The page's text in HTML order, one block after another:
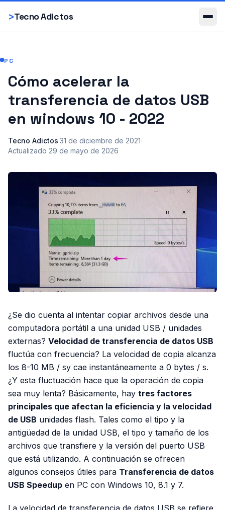
>Tecno Adictos
Smartphones
PC
Cómo acelerar la
transferencia de datos USB
en windows 10 - 2022
Tecno Adictos·31 de diciembre de 2021·
Actualizado 29 de mayo de 2026
¿Se dio cuenta al intentar copiar archivos desde una
computadora portátil a una unidad USB / unidades
externas? Velocidad de transferencia de datos USB
fluctúa con frecuencia? La velocidad de copia alcanza
los 8-10 MB / sy cae instantáneamente a 0 bytes / s.
¿Y esta fluctuación hace que la operación de copia
sea muy lenta? Básicamente, hay tres factores
principales que afectan la eficiencia y la velocidad
de USB unidades flash. Tales como el tipo y la
antigüedad de la unidad USB, el tipo y tamaño de los
archivos que transfiere y la versión del puerto USB
que está utilizando. A continuación se ofrecen
algunos consejos útiles para Transferencia de datos
USB Speedup en PC con Windows 10, 8.1 y 7.
La velocidad de transferencia de datos USB se refiere